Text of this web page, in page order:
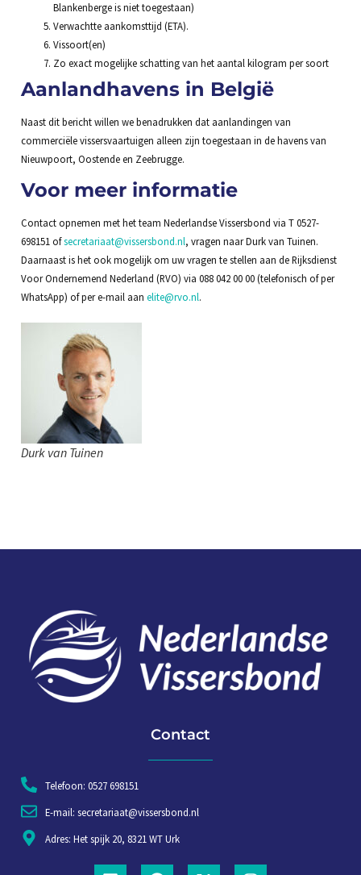
Blankenberge is niet toegestaan)
Verwachtte aankomsttijd (ETA).
Vissoort(en)
Zo exact mogelijke schatting van het aantal kilogram per soort
Aanlandhavens in België
Naast dit bericht willen we benadrukken dat aanlandingen van
commerciële vissersvaartuigen alleen zijn toegestaan in de havens van
Nieuwpoort, Oostende en Zeebrugge.
Voor meer informatie
Contact opnemen met het team Nederlandse Vissersbond via T 0527-
698151 ofsecretariaat@vissersbond.nl, vragen naar Durk van Tuinen.
Daarnaast is het ook mogelijk om uw vragen te stellen aan de Rijksdienst
Voor Ondernemend Nederland (RVO) via 088 042 00 00 (telefonisch of per
WhatsApp) of per e-mail aan elite@rvo.nl.
Durk van Tuinen
Contact
Telefoon: 0527 698151
E-mail: secretariaat@vissersbond.nl
Adres: Het spijk 20, 8321 WT Urk